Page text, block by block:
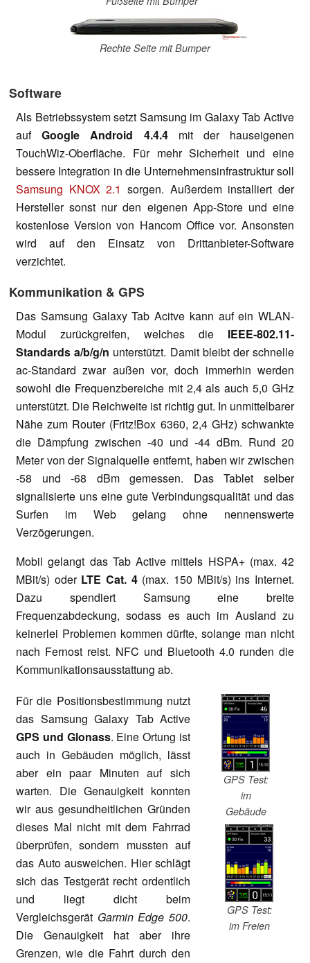
Rechte Seite mit Bumper
Software
Als Betriebssystem setzt Samsung im Galaxy Tab Active
aufGoogle Android 4.4.4mit der hauseigenen
TouchWiz-Oberfläche. Für mehr Sicherheit und eine
bessere Integration in die Unternehmensinfrastruktur soll
Samsung KNOX 2.1 sorgen. Außerdem installiert der
Hersteller sonst nur den eigenen App-Store und eine
kostenlose Version von Hancom Office vor. Ansonsten
wird auf den Einsatz von Drittanbieter-Software
verzichtet.
Kommunikation & GPS
Das Samsung Galaxy Tab Acitve kann auf ein WLAN-
Modul zurückgreifen, welches die IEEE-802.11-
Standards a/b/g/n unterstützt. Damit bleibt der schnelle
ac-Standard zwar außen vor, doch immerhin werden
sowohl die Frequenzbereiche mit 2,4 als auch 5,0 GHz
unterstützt. Die Reichweite ist richtig gut. In unmittelbarer
Nähe zum Router (Fritz!Box 6360, 2,4 GHz) schwankte
die Dämpfung zwischen -40 und -44 dBm. Rund 20
Meter von der Signalquelle entfernt, haben wir zwischen
-58 und -68 dBm gemessen. Das Tablet selber
signalisierte uns eine gute Verbindungsqualität und das
Surfen im Web gelang ohne nennenswerte
Verzögerungen.
Mobil gelangt das Tab Active mittels HSPA+ (max. 42
MBit/s) oderLTE Cat. 4(max. 150 MBit/s) ins Internet.
Dazu spendiert Samsung eine breite
Frequenzabdeckung, sodass es auch im Ausland zu
keinerlei Problemen kommen dürfte, solange man nicht
nach Fernost reist. NFC und Bluetooth 4.0 runden die
Kommunikationsausstattung ab.
GPS Test:
im
Gebäude
GPS Test:
im Freien
Für die Positionsbestimmung nutzt
das Samsung Galaxy Tab Active
GPS und Glonass. Eine Ortung ist
auch in Gebäuden möglich, lässt
aber ein paar Minuten auf sich
warten. Die Genauigkeit konnten
wir aus gesundheitlichen Gründen
dieses Mal nicht mit dem Fahrrad
überprüfen, sondern mussten auf
das Auto ausweichen. Hier schlägt
sich das Testgerät recht ordentlich
und liegt dicht beim
Vergleichsgerät Garmin Edge 500.
Die Genauigkeit hat aber ihre
Grenzen, wie die Fahrt durch den